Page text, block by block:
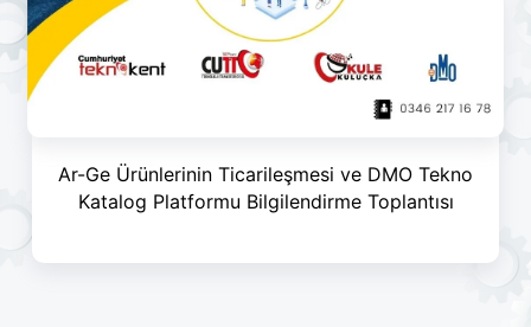
Ar-Ge Ürünlerinin Ticarileşmesi ve DMO Tekno
Katalog Platformu Bilgilendirme Toplantısı